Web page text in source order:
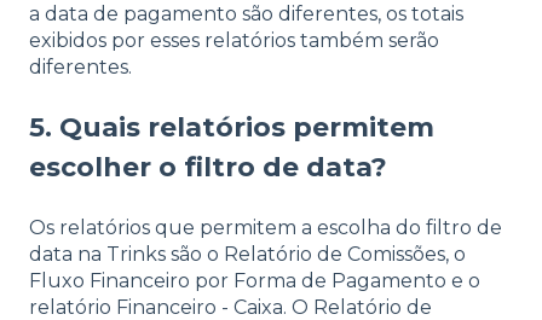
a data de pagamento são diferentes, os totais
exibidos por esses relatórios também serão
diferentes.
5. Quais relatórios permitem
escolher o filtro de data?
Os relatórios que permitem a escolha do filtro de
data na Trinks são o Relatório de Comissões, o
Fluxo Financeiro por Forma de Pagamento e o
relatório Financeiro - Caixa. O Relatório de